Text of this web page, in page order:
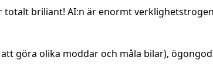
briliant! AI:n är enormt
göra olika moddar och måla bilar),